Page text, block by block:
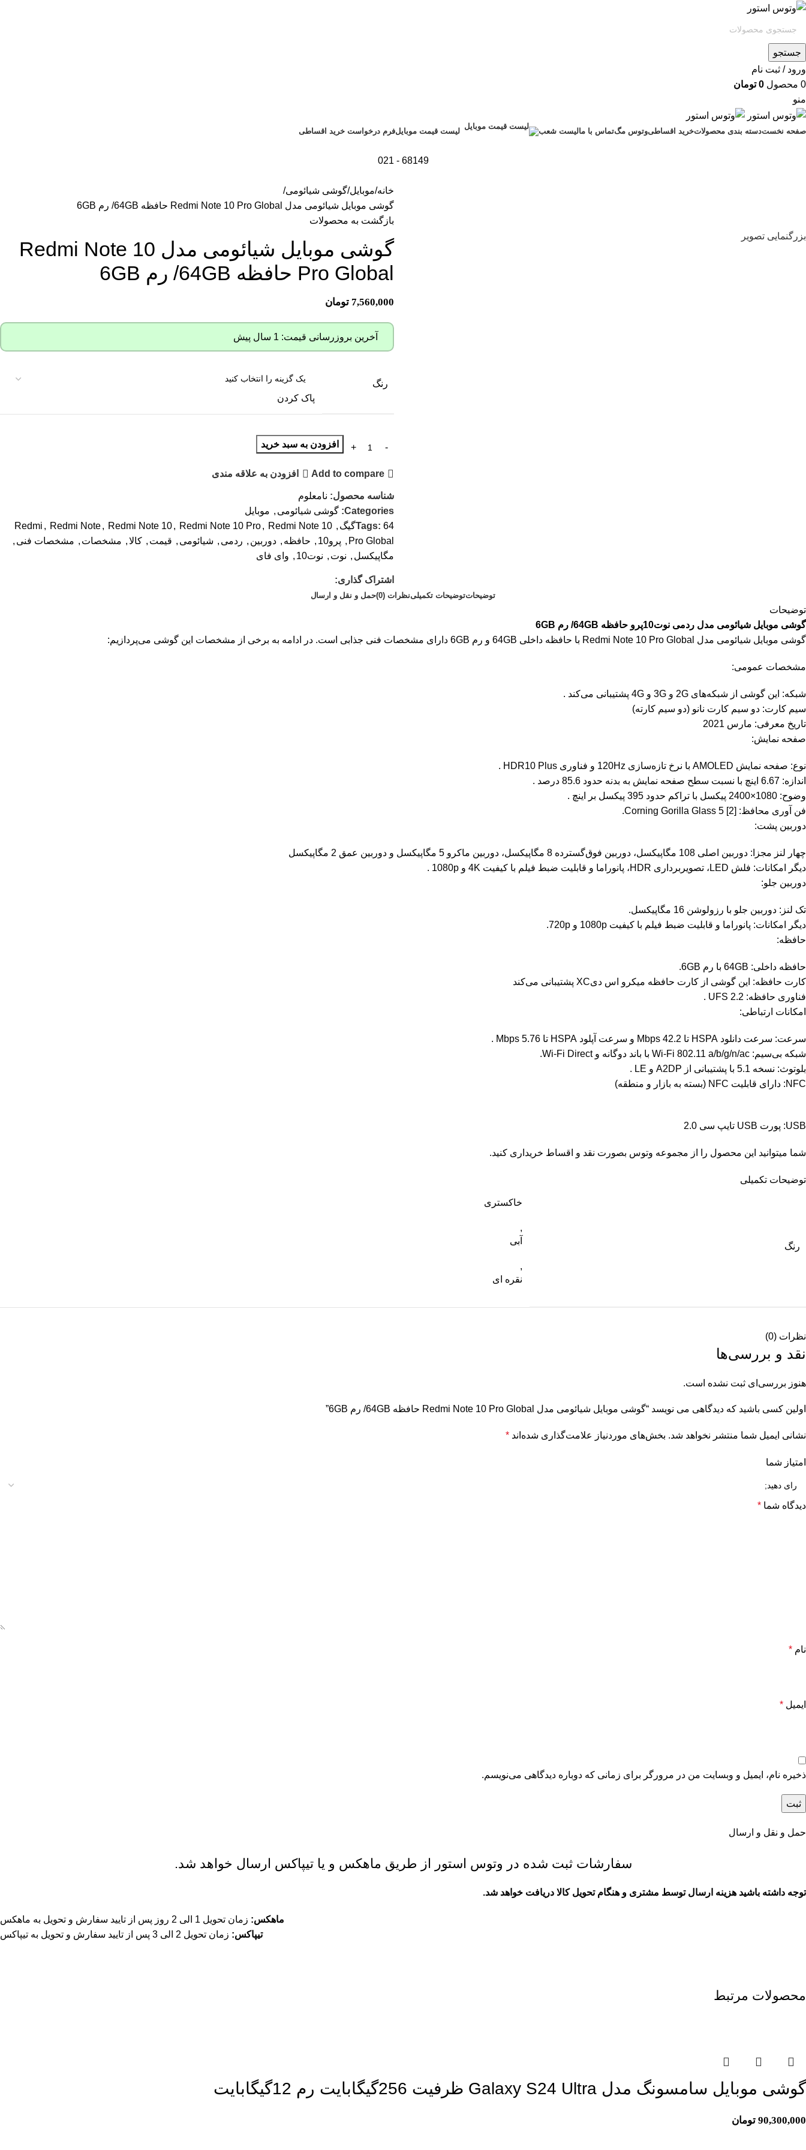
جستجو
ورود / ثبت نام
0 محصول 0 تومان
منو
صفحه نخستدسته بندی محصولاتخرید اقساطیوتوس مگتماس با مالیست شعب لیست قیمت موبایلفرم درخواست خرید اقساطی
68149 - 021
بزرگنمایی تصویر
خانه موبایل گوشی شیائومی
گوشی موبایل شیائومی مدل Redmi Note 10 Pro Global حافظه 64GB/ رم 6GB
بازگشت به محصولات
گوشی موبایل شیائومی مدل Redmi Note 10
Pro Global حافظه 64GB/ رم 6GB
7,560,000 تومان
آخرین بروزرسانی قیمت: 1 سال پیش
رنگ
پاک کردن
افزودن به سبد خرید
Add to compare افزودن به علاقه مندی
شناسه محصول: نامعلوم
Categories: گوشی شیائومی , موبایل
Tags: 64گیگ ,
Redmi , Redmi Note, Redmi Note 10, Redmi Note 10 Pro, Redmi Note 10
Pro Global
, پرو10 , حافظه , دوربین , ردمی , شیائومی , قیمت , کالا, مشخصات , مشخصات فنی ,
مگاپیکسل , نوت , نوت10 , وای فای
اشتراک گذاری:
توضیحاتتوضیحات تکمیلینظرات (0) حمل و نقل و ارسال
توضیحات
گوشی موبایل شیائومی مدل ردمی نوت10پرو
حافظه 64GB/ رم 6GB
گوشی موبایل شیائومی مدل Redmi Note 10 Pro Global با حافظه داخلی 64GB و رم 6GB دارای مشخصات فنی جذابی است. در ادامه به برخی از مشخصات این گوشی می‌پردازیم:
مشخصات عمومی:
شبکه: این گوشی از شبکه‌های 2G و 3G و 4G پشتیبانی می‌کند .
سیم کارت: دو سیم کارت نانو (دو سیم کارته)
تاریخ معرفی: مارس 2021
صفحه نمایش:
نوع: صفحه نمایش AMOLED با نرخ تازه‌سازی 120Hz و فناوری HDR10 Plus .
اندازه: 6.67 اینچ با نسبت سطح صفحه نمایش به بدنه حدود 85.6 درصد .
وضوح: 1080×2400 پیکسل با تراکم حدود 395 پیکسل بر اینچ .
فن آوری محافظ: Corning Gorilla Glass 5 [2].
دوربین پشت:
چهار لنز مجزا: دوربین اصلی 108 مگاپیکسل، دوربین فوق‌گسترده 8 مگاپیکسل، دوربین ماکرو 5 مگاپیکسل و دوربین عمق 2 مگاپیکسل
دیگر امکانات: فلش LED، تصویربرداری HDR، پانوراما و قابلیت ضبط فیلم با کیفیت 4K و 1080p .
دوربین جلو:
تک لنز: دوربین جلو با رزولوشن 16 مگاپیکسل.
دیگر امکانات: پانوراما و قابلیت ضبط فیلم با کیفیت 1080p و 720p.
حافظه:
حافظه داخلی: 64GB با رم 6GB.
کارت حافظه: این گوشی از کارت حافظه میکرو اس دیXC پشتیبانی می‌کند
فناوری حافظه: UFS 2.2 .
امکانات ارتباطی:
سرعت: سرعت دانلود HSPA تا 42.2 Mbps و سرعت آپلود HSPA تا 5.76 Mbps .
شبکه بی‌سیم: Wi-Fi 802.11 a/b/g/n/ac با باند دوگانه و Wi-Fi Direct.
بلوتوث: نسخه 5.1 با پشتیبانی از A2DP و LE .
NFC: دارای قابلیت NFC (بسته به بازار و منطقه)
USB: پورت USB تایپ سی 2.0
شما میتوانید این محصول را از مجموعه وتوس بصورت نقد و اقساط خریداری کنید.
توضیحات تکمیلی
رنگ
خاکستری
,
آبی
,
نقره ای
نظرات (0)
نقد و بررسی‌ها
هنوز بررسی‌ای ثبت نشده است.
اولین کسی باشید که دیدگاهی می نویسد “گوشی موبایل شیائومی مدل Redmi Note 10 Pro Global حافظه 64GB/ رم 6GB”
نشانی ایمیل شما منتشر نخواهد شد. بخش‌های موردنیاز علامت‌گذاری شده‌اند *
امتیاز شما
دیدگاه شما *
نام *
ایمیل *
ذخیره نام، ایمیل و وبسایت من در مرورگر برای زمانی که دوباره دیدگاهی می‌نویسم.
حمل و نقل و ارسال
سفارشات ثبت شده در وتوس استور از طریق ماهکس و یا تیپاکس ارسال خواهد شد.
توجه داشته باشید هزینه ارسال توسط مشتری و هنگام تحویل کالا دریافت خواهد شد.
ماهکس: زمان تحویل 1 الی 2 روز پس از تایید سفارش و تحویل به ماهکس
تیپاکس: زمان تحویل 2 الی 3 پس از تایید سفارش و تحویل به تیپاکس
محصولات مرتبط
گوشی موبایل سامسونگ مدل Galaxy S24 Ultra ظرفیت 256گیگابایت رم 12گیگابایت
90,300,000 تومان